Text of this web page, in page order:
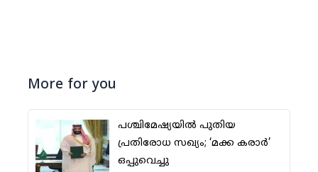
More for you
പശ്ചിമേഷ്യയില്‍ പുതിയ
പ്രതിരോധ സഖ്യം; ‘മക്ക കരാര്‍’
ഒപ്പുവെച്ചു